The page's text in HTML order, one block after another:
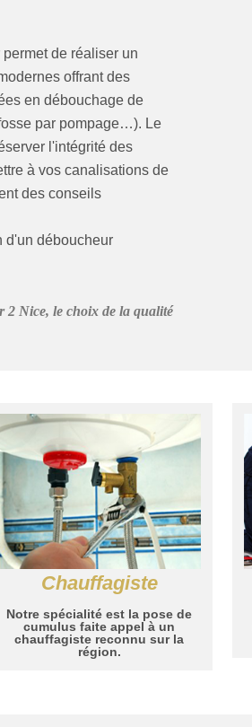
de réaliser un
offrant des
en débouchage de
par pompage…). Le
l'intégrité des
à vos canalisations de
des conseils
d'un déboucheur
2 Nice, le choix de la qualité
Chauffagiste
Notre spécialité est la pose de
cumulus faite appel à un
chauffagiste reconnu sur la
région.